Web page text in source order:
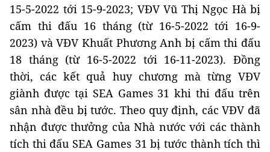
15-5-2022 tới 15-9-2023; VĐV Vũ Thị Ngọc Hà bị
cấm thi đấu 16 tháng (từ 16-5-2022 tới 16-9-
2023) và VĐV Khuất Phương Anh bị cấm thi đấu
18 tháng (từ 16-5-2022 tới 16-11-2023). Đồng
thời, các kết quả huy chương mà từng VĐV
giành được tại SEA Games 31 khi thi đấu trên
sân nhà đều bị tước. Theo quy định, các VĐV đã
nhận được thưởng của Nhà nước với các thành
tích thi đấu SEA Games 31 bị tước thành tích thì